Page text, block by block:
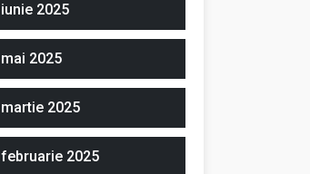
iunie 2025
mai 2025
martie 2025
februarie 2025